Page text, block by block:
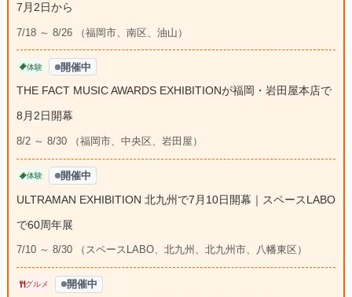
7月2日から
7/18 ～ 8/26 （福岡市、南区、油山）
体験 開催中
THE FACT MUSIC AWARDS EXHIBITIONが福岡・岩田屋本店で
8月2日開幕
8/2 ～ 8/30 （福岡市、中央区、岩田屋）
体験 開催中
ULTRAMAN EXHIBITION 北九州で7月10日開幕｜スペースLABO
で60周年展
7/10 ～ 8/30 （スペースLABO、北九州、北九州市、八幡東区）
グルメ 開催中